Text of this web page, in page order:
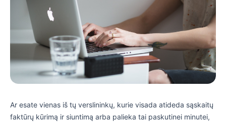
Ar esate vienas iš tų verslininkų, kurie visada atideda sąskaitų
faktūrų kūrimą ir siuntimą arba palieka tai paskutinei minutei,